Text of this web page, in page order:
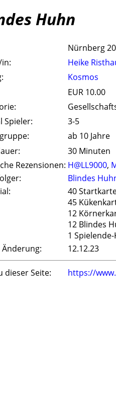
Huhn
Nürnberg
Heike
Kosmos
EUR 10.00
Spieler:
3-5
ab 10 Jahre
30 Minuten
Rezensionen: H@LL9000,
Blindes
40
45
12
12 Blindes
1
Änderung:
12.12.23
dieser Seite: https://